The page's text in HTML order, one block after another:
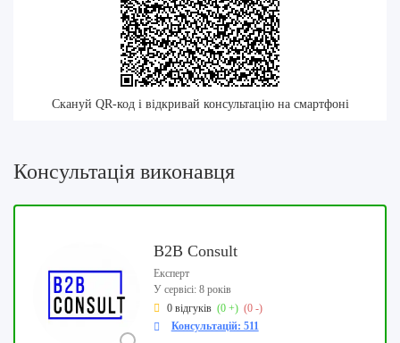
Скануй QR-код і відкривай консультацію на смартфоні
Консультація виконавця
B2B Consult
Експерт
У сервісі: 8 років
0 відгуків (0 +) (0 -)
Консультацій: 511